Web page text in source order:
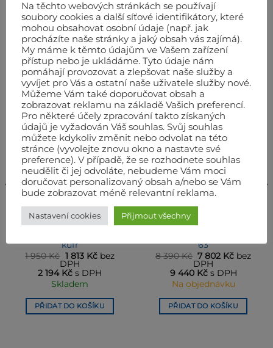
SOUVISEJÍCÍ PRODUKTY
BATTIPAV RUČNÍ ŘEZAČKY OBKLADŮ A DLAŽEB
BATTIPAV klasická ruční
kufr
1 950Kč Původní
cena
byla:
1 950 Kč.
1 813 KčAktuální
je:
1 813 Kč.
bez
DPH
2 194 Kč s DPH
Skladem
PŘIDAT DO KOŠÍKU
BATTIPAV profesionální
63
8 390Kč Původní
cena
byla:
8 390 Kč.
7 802 KčAktuální
je:
7 802 Kč.
bez
DPH
9 440 Kčs DPH
Na objednávku
PŘIDAT DO KOŠÍKU
Na těchto webových stránkách se používají
soubory cookies a další síťové identifikátory, které
mohou obsahovat osobní údaje (např. jak
procházíte naše stránky a jaký obsah vás zajímá).
My máme k těmto údajům ve Vašem zařízení
přístup nebo je ukládáme. Tyto údaje nám
pomáhají provozovat a zlepšovat naše služby a
vyvíjet pro Vás a ostatní naše uživatele služby nové.
Můžeme Vám také doporučovat obsah a
zobrazovat reklamu na základě Vašich preferencí.
Pro některé účely zpracování takto získaných
údajů je vyžadován Váš souhlas. Svůj souhlas
můžete kdykoliv změnit nebo odvolat na této
stránce (vyvolejte znovu okno a nastavte své
preference). V případě, že se rozhodnete souhlas
neudělit či jej odvoláte, nebudeme Vám moci
doručovat personalizovaný obsah a/nebo se Vám
bude zobrazovat méně relevantní reklama.
Nastavení cookies Přijmout všechny